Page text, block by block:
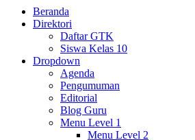
Beranda
Direktori
Daftar GTK
Siswa Kelas 10
Dropdown
Agenda
Pengumuman
Editorial
Blog Guru
Menu Level 1
Menu Level 2